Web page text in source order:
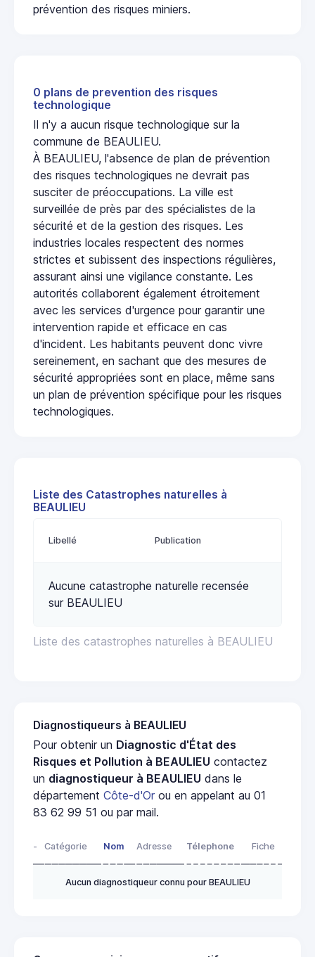
prévention des risques miniers.
0 plans de prevention des risques
technologique
Il n'y a aucun risque technologique sur la
commune de BEAULIEU.
À BEAULIEU, l'absence de plan de prévention
des risques technologiques ne devrait pas
susciter de préoccupations. La ville est
surveillée de près par des spécialistes de la
sécurité et de la gestion des risques. Les
industries locales respectent des normes
strictes et subissent des inspections régulières,
assurant ainsi une vigilance constante. Les
autorités collaborent également étroitement
avec les services d'urgence pour garantir une
intervention rapide et efficace en cas
d'incident. Les habitants peuvent donc vivre
sereinement, en sachant que des mesures de
sécurité appropriées sont en place, même sans
un plan de prévention spécifique pour les risques
technologiques.
Liste des Catastrophes naturelles à
BEAULIEU
Liste des catastrophes naturelles à BEAULIEU
Libellé Publication
Aucune catastrophe naturelle recensée
sur BEAULIEU
Diagnostiqueurs à BEAULIEU
Pour obtenir un Diagnostic d'État des
Risques et Pollution à BEAULIEU contactez
un diagnostiqueur à BEAULIEU dans le
département Côte-d'Or ou en appelant au 01
83 62 99 51 ou par mail.
- Catégorie Nom Adresse Télephone Fiche
Aucun diagnostiqueur connu pour BEAULIEU